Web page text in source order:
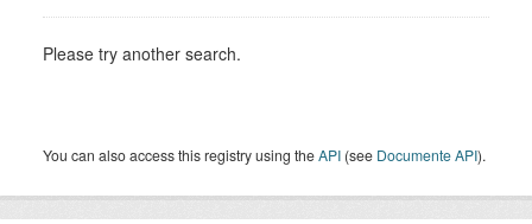
Please try another search.
You can also access this registry using theAPI (see Documente API).